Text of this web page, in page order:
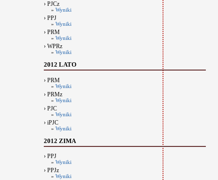
› PJCz
» Wyniki
› PPJ
» Wyniki
› PRM
» Wyniki
› WPRz
» Wyniki
2012 LATO
› PRM
» Wyniki
› PRMz
» Wyniki
› PJC
» Wyniki
› iPJC
» Wyniki
2012 ZIMA
› PPJ
» Wyniki
› PPJz
» Wyniki